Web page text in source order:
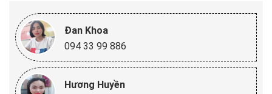
Đan Khoa
094 33 99 886
Hương Huyền